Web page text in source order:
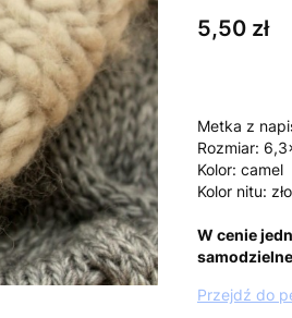
Cena
5,50 zł
Metka z
Rozmiar:
Kolor: camel
Kolor nitu:
W cenie
Przejdź do